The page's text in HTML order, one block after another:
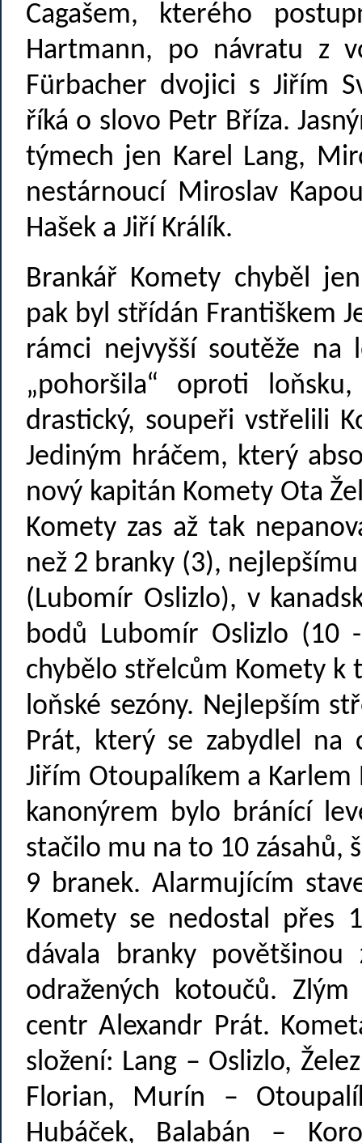
Cagašem, kterého
Hartmann, po návratu z
Fürbacher dvojici s Jiřím
říká o slovo Petr Bříza.
týmech jen Karel Lang,
nestárnoucí Miroslav
Hašek a Jiří Králík.
Brankář Komety chyběl
pak byl střídán Františkem
rámci nejvyšší soutěže na
„pohoršila“ oproti
drastický, soupeři vstřelili
Jediným hráčem, který
nový kapitán Komety Ota
Komety zas až tak
než 2 branky (3),
(Lubomír Oslizlo), v
bodů Lubomír Oslizlo (10
chybělo střelcům Komety k
loňské sezóny. Nejlepším
Prát, který se zabydlel
Jiřím Otoupalíkem a
kanonýrem bylo bránící
stačilo mu na to 10 zásahů,
9 branek. Alarmujícím
Komety se nedostal přes
dávala branky
odražených kotoučů.
centr Alexandr Prát.
složení: Lang – Oslizlo,
Florian, Murín –
Hubáček, Balabán –